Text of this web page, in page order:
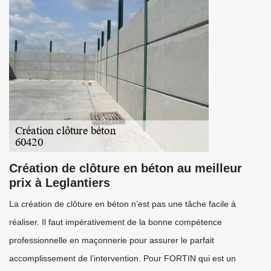
Création de clôture en béton au meilleur
prix à Leglantiers
La création de clôture en béton n’est pas une tâche facile à
réaliser. Il faut impérativement de la bonne compétence
professionnelle en maçonnerie pour assurer le parfait
accomplissement de l’intervention. Pour FORTIN qui est un